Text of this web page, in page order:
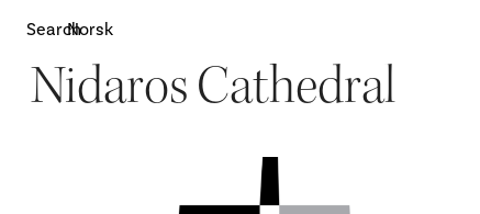
SearchNorsk
Nidaros Cathedral